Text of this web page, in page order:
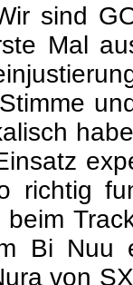
sind
Mal
richtig
Bi Nuu
von